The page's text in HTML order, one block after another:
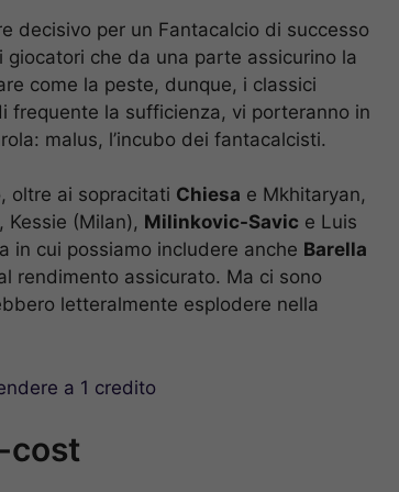
decisivo per un Fantacalcio di successo
che da una parte assicurino la
come la peste, dunque, i classici
frequente la sufficienza, vi porteranno in
malus, l’incubo dei fantacalcisti.
oltre ai sopracitati Chiesa e Mkhitaryan,
Kessie (Milan), Milinkovic-Savic e Luis
in cui possiamo includere anche Barella
rendimento assicurato. Ma ci sono
letteralmente esplodere nella
a 1 credito
cost